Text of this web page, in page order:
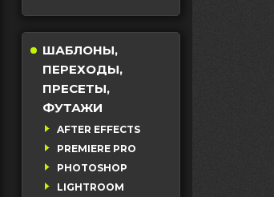
ШАБЛОНЫ,
ПЕРЕХОДЫ,
ПРЕСЕТЫ,
ФУТАЖИ
AFTER EFFECTS
PREMIERE PRO
PHOTOSHOP
LIGHTROOM